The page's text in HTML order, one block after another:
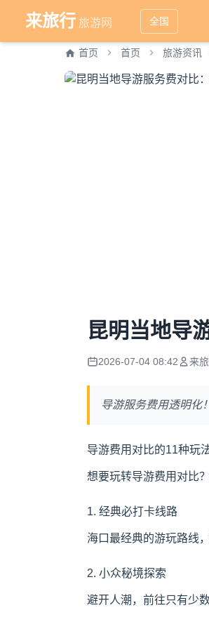
来旅行 旅游网 全国
首页 首页 旅游资讯
昆明当地导
2026-07-04 08:42 来
导游服务费用透明化
导游费用对比的11种玩
想要玩转导游费用对比
1. 经典必打卡线路
海口最经典的游玩路线
2. 小众秘境探索
避开人潮，前往只有少